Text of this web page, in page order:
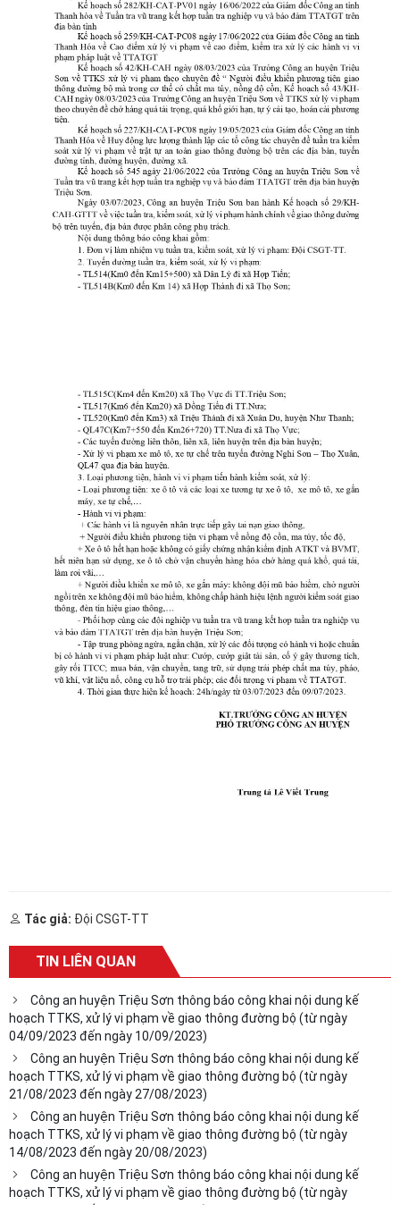
Tác giả: Đội CSGT-TT
TIN LIÊN QUAN
Công an huyện Triệu Sơn thông báo công khai nội dung kế
hoạch TTKS, xử lý vi phạm về giao thông đường bộ (từ ngày
04/09/2023 đến ngày 10/09/2023)
Công an huyện Triệu Sơn thông báo công khai nội dung kế
hoạch TTKS, xử lý vi phạm về giao thông đường bộ (từ ngày
21/08/2023 đến ngày 27/08/2023)
Công an huyện Triệu Sơn thông báo công khai nội dung kế
hoạch TTKS, xử lý vi phạm về giao thông đường bộ (từ ngày
14/08/2023 đến ngày 20/08/2023)
Công an huyện Triệu Sơn thông báo công khai nội dung kế
hoạch TTKS, xử lý vi phạm về giao thông đường bộ (từ ngày